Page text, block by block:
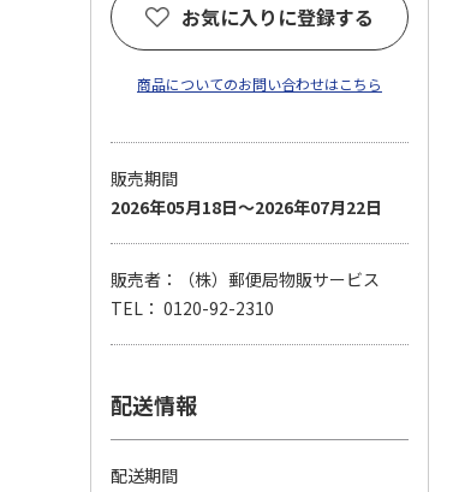
お気に入りに登録する
商品についてのお問い合わせはこちら
販売期間
2026年05月18日～2026年07月22日
販売者：（株）郵便局物販サービス
TEL： 0120-92-2310
配送情報
配送期間